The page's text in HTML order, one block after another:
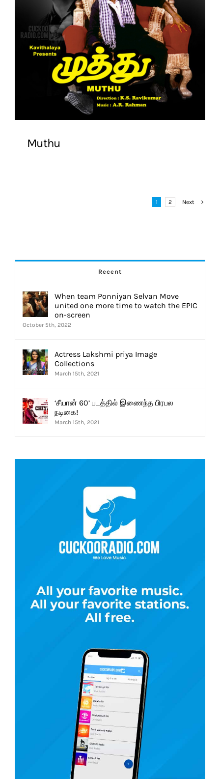
Muthu
1 2 Next
Recent
When team Ponniyan Selvan Move
united one more time to watch the EPIC
on-screen
October 5th, 2022
Actress Lakshmi priya Image
Collections
March 15th, 2021
‘சீயான் 60’ படத்தில் இணைந்த பிரபல
நடிகை!
March 15th, 2021